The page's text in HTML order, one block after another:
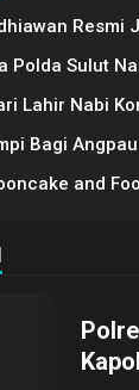
Resmi
Polda Sulut
Lahir Nabi
Bagi
and